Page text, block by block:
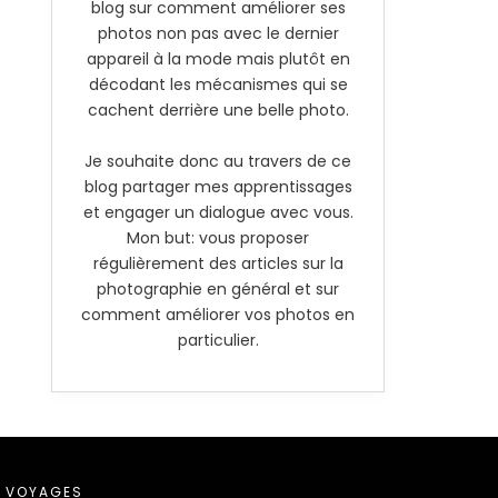
blog sur comment améliorer ses
photos non pas avec le dernier
appareil à la mode mais plutôt en
décodant les mécanismes qui se
cachent derrière une belle photo.
Je souhaite donc au travers de ce
blog partager mes apprentissages
et engager un dialogue avec vous.
Mon but: vous proposer
régulièrement des articles sur la
photographie en général et sur
comment améliorer vos photos en
particulier.
VOYAGES